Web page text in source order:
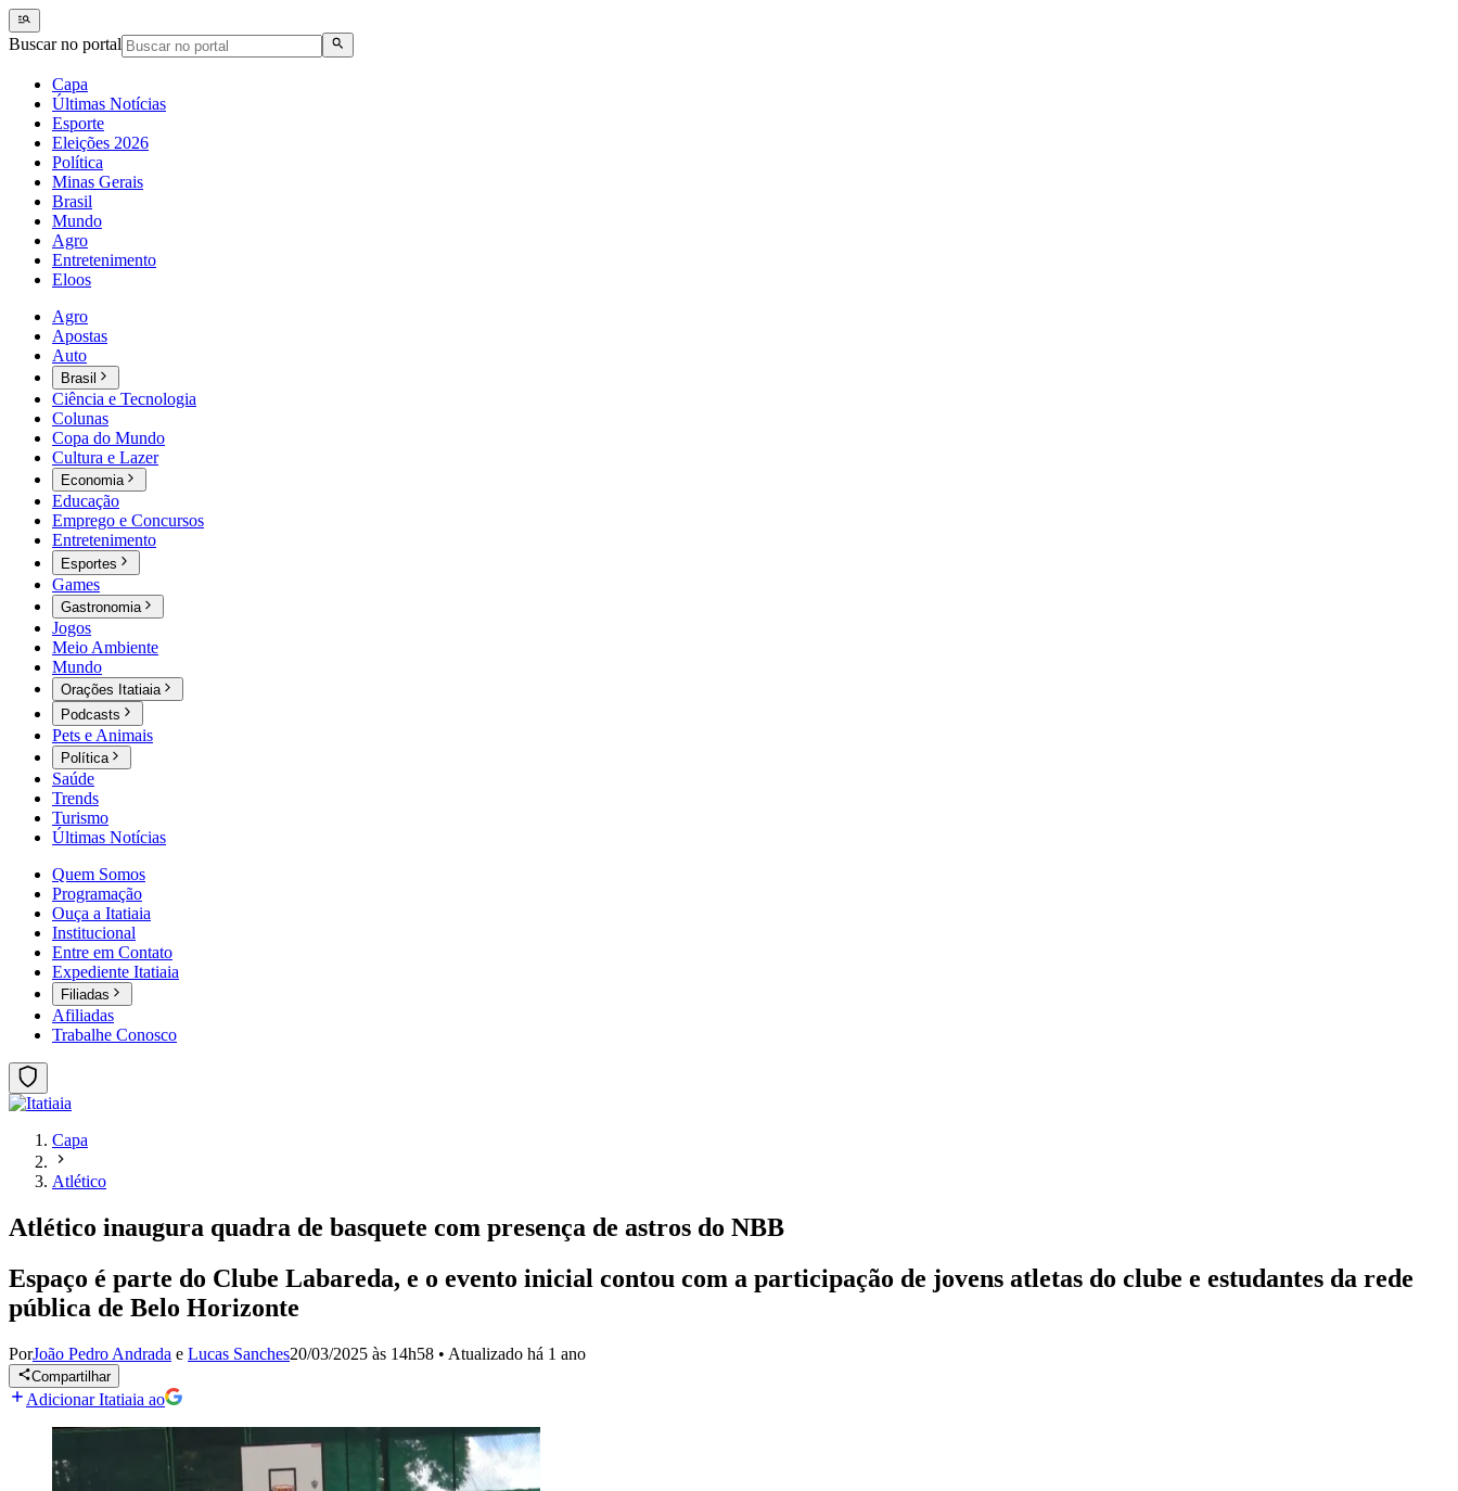
Buscar no portal
Capa
Últimas Notícias
Esporte
Eleições 2026
Política
Minas Gerais
Brasil
Mundo
Agro
Entretenimento
Eloos
Agro
Apostas
Auto
Brasil
Ciência e Tecnologia
Colunas
Copa do Mundo
Cultura e Lazer
Economia
Educação
Emprego e Concursos
Entretenimento
Esportes
Games
Gastronomia
Jogos
Meio Ambiente
Mundo
Orações Itatiaia
Podcasts
Pets e Animais
Política
Saúde
Trends
Turismo
Últimas Notícias
Quem Somos
Programação
Ouça a Itatiaia
Institucional
Entre em Contato
Expediente Itatiaia
Filiadas
Afiliadas
Trabalhe Conosco
Capa
Atlético
Atlético inaugura quadra de basquete com presença de astros do NBB
Espaço é parte do Clube Labareda, e o evento inicial contou com a participação de jovens atletas do clube e estudantes da rede
pública de Belo Horizonte
PorJoão Pedro Andrada e Lucas Sanches20/03/2025 às 14h58 • Atualizado há 1 ano
Compartilhar
Adicionar Itatiaia ao